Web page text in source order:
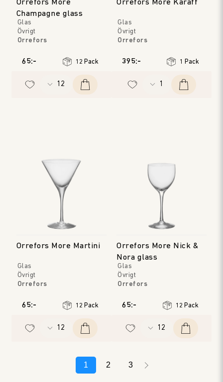
Orrefors More
Champagne glass
Glas
Övrigt
Orrefors
65:- 12 Pack
Orrefors More Karaff
Glas
Övrigt
Orrefors
395:- 1 Pack
Orrefors More Martini
Glas
Övrigt
Orrefors
65:- 12 Pack
Orrefors More Nick &
Nora glass
Glas
Övrigt
Orrefors
65:- 12 Pack
1 2 3